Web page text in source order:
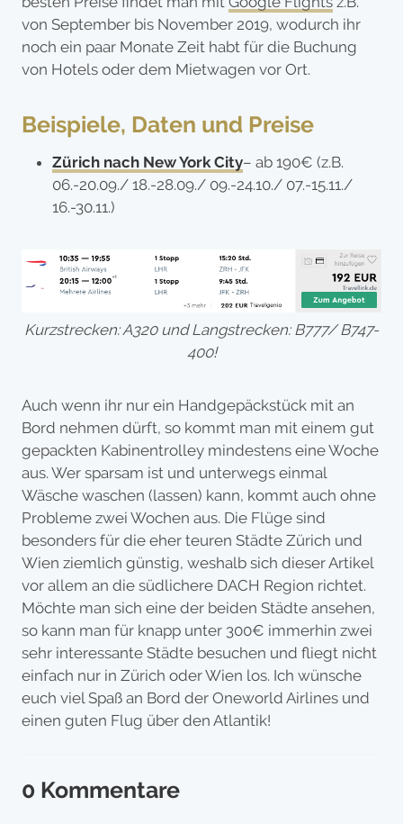
von September bis November 2019, wodurch ihr
noch ein paar Monate Zeit habt für die Buchung
von Hotels oder dem Mietwagen vor Ort.
Beispiele, Daten und Preise
Zürich nach New York City– ab 190€ (z.B.
06.-20.09./ 18.-28.09./ 09.-24.10./ 07.-15.11./
16.-30.11.)
Kurzstrecken: A320 und Langstrecken: B777/ B747-
400!
Auch wenn ihr nur ein Handgepäckstück mit an
Bord nehmen dürft, so kommt man mit einem gut
gepackten Kabinentrolley mindestens eine Woche
aus. Wer sparsam ist und unterwegs einmal
Wäsche waschen (lassen) kann, kommt auch ohne
Probleme zwei Wochen aus. Die Flüge sind
besonders für die eher teuren Städte Zürich und
Wien ziemlich günstig, weshalb sich dieser Artikel
vor allem an die südlichere DACH Region richtet.
Möchte man sich eine der beiden Städte ansehen,
so kann man für knapp unter 300€ immerhin zwei
sehr interessante Städte besuchen und fliegt nicht
einfach nur in Zürich oder Wien los. Ich wünsche
euch viel Spaß an Bord der Oneworld Airlines und
einen guten Flug über den Atlantik!
0 Kommentare